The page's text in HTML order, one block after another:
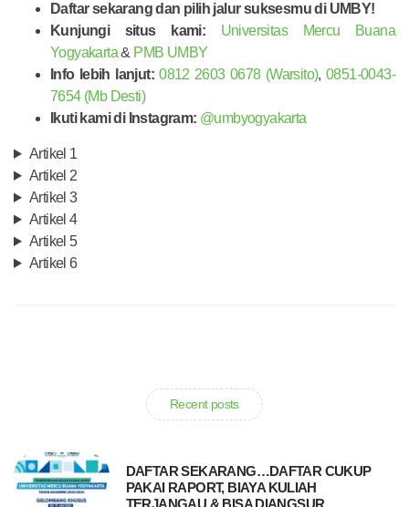
Daftar sekarang dan pilih jalur suksesmu di UMBY!
Kunjungi situs kami:
Universitas Mercu Buana
Yogyakarta& PMB UMBY
Info lebih lanjut: 0812 2603 0678 (Warsito), 0851-0043-
7654 (Mb Desti)
Ikuti kami di Instagram: @umbyogyakarta
Artikel 1
Artikel 2
Artikel 3
Artikel 4
Artikel 5
Artikel 6
Recent posts
DAFTAR SEKARANG…DAFTAR CUKUP
PAKAI RAPORT, BIAYA KULIAH
TERJANGAU & BISA DIANGSUR.